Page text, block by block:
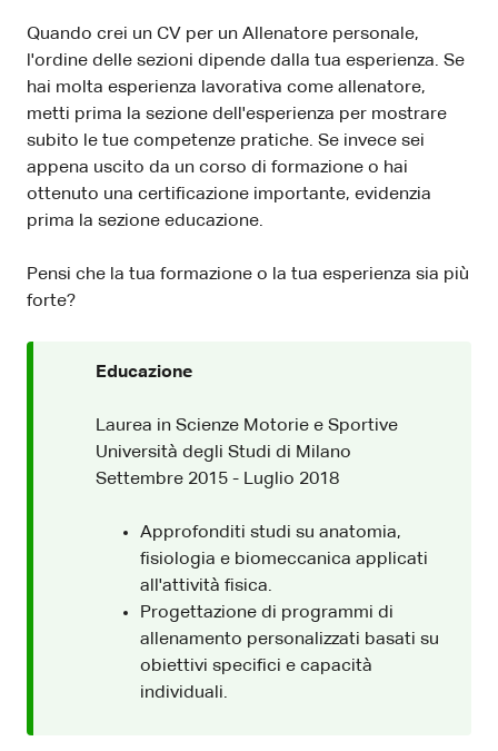
Quando crei un CV per un Allenatore personale,
l'ordine delle sezioni dipende dalla tua esperienza. Se
hai molta esperienza lavorativa come allenatore,
metti prima la sezione dell'esperienza per mostrare
subito le tue competenze pratiche. Se invece sei
appena uscito da un corso di formazione o hai
ottenuto una certificazione importante, evidenzia
prima la sezione educazione.
Pensi che la tua formazione o la tua esperienza sia più
forte?
Educazione
Laurea in Scienze Motorie e Sportive
Università degli Studi di Milano
Settembre 2015 - Luglio 2018
Approfonditi studi su anatomia,
fisiologia e biomeccanica applicati
all'attività fisica.
Progettazione di programmi di
allenamento personalizzati basati su
obiettivi specifici e capacità
individuali.